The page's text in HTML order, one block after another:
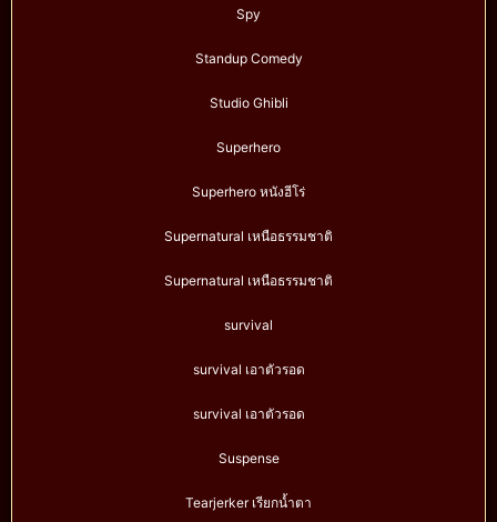
Spy
Standup Comedy
Studio Ghibli
Superhero
Superhero หนังฮีโร่
Supernatural เหนือธรรมชาติ
Supernatural เหนือธรรมชาติ
survival
survival เอาตัวรอด
survival เอาตัวรอด
Suspense
Tearjerker เรียกน้ำตา